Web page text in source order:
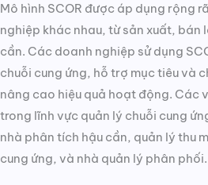
Mô hình SCOR được áp dụng rộng
nghiệp khác nhau, từ sản xuất, bán
cần. Các doanh nghiệp sử dụng
chuỗi cung ứng, hỗ trợ mục tiêu và
nâng cao hiệu quả hoạt động. Các
trong lĩnh vực quản lý chuỗi cung
nhà phân tích hậu cần, quản lý thu
cung ứng, và nhà quản lý phân phối.